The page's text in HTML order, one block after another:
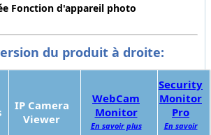
Fonction d'appareil photo
du produit à droite:
IP Camera
Viewer
WebCam
Monitor
En savoir plus
Security
Monitor
Pro
En savoir